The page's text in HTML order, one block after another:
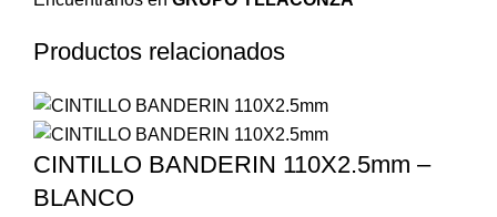
Productos relacionados
CINTILLO BANDERIN 110X2.5mm –
BLANCO